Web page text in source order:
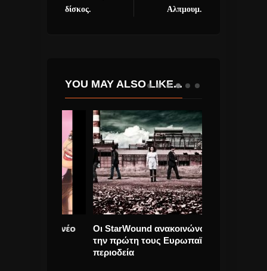
δίσκος.
Αλπμουμ.
YOU MAY ALSO LIKE...
Οι StarWound ανακοινώνουν
την πρώτη τους Ευρωπαϊκή
περιοδεία